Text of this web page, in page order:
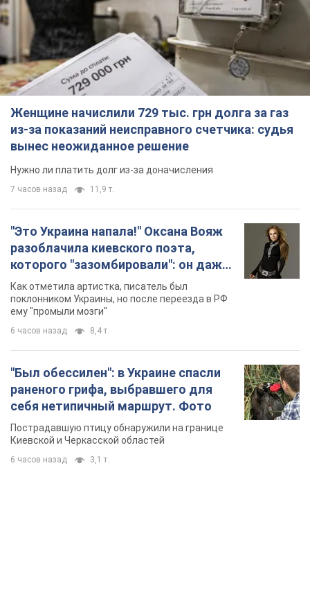
Женщине начислили 729 тыс. грн долга за газ
из-за показаний неисправного счетчика: судья
вынес неожиданное решение
Нужно ли платить долг из-за доначисления
7 часов назад 11,9 т.
"Это Украина напала!" Оксана Вояж
разоблачила киевского поэта,
которого "зазомбировали": он даже
русского не знал, а теперь хочет
геноцида украинцев
Как отметила артистка, писатель был
поклонником Украины, но после переезда в РФ
ему "промыли мозги"
6 часов назад 8,4 т.
"Был обессилен": в Украине спасли
раненого грифа, выбравшего для
себя нетипичный маршрут. Фото
Пострадавшую птицу обнаружили на границе
Киевской и Черкасской областей
6 часов назад 3,1 т.